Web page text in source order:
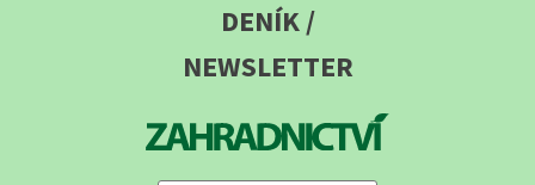
DENÍK /
NEWSLETTER